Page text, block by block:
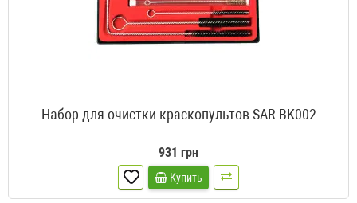
Набор для очистки краскопультов SAR BK002
931 грн
Купить